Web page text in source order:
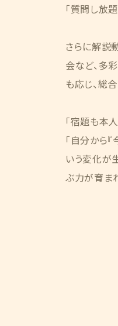
「質問し放
さらに解説
会など、多
も応じ、総
「宿題も本
「自分から
いう変化が
ぶ力が育ま